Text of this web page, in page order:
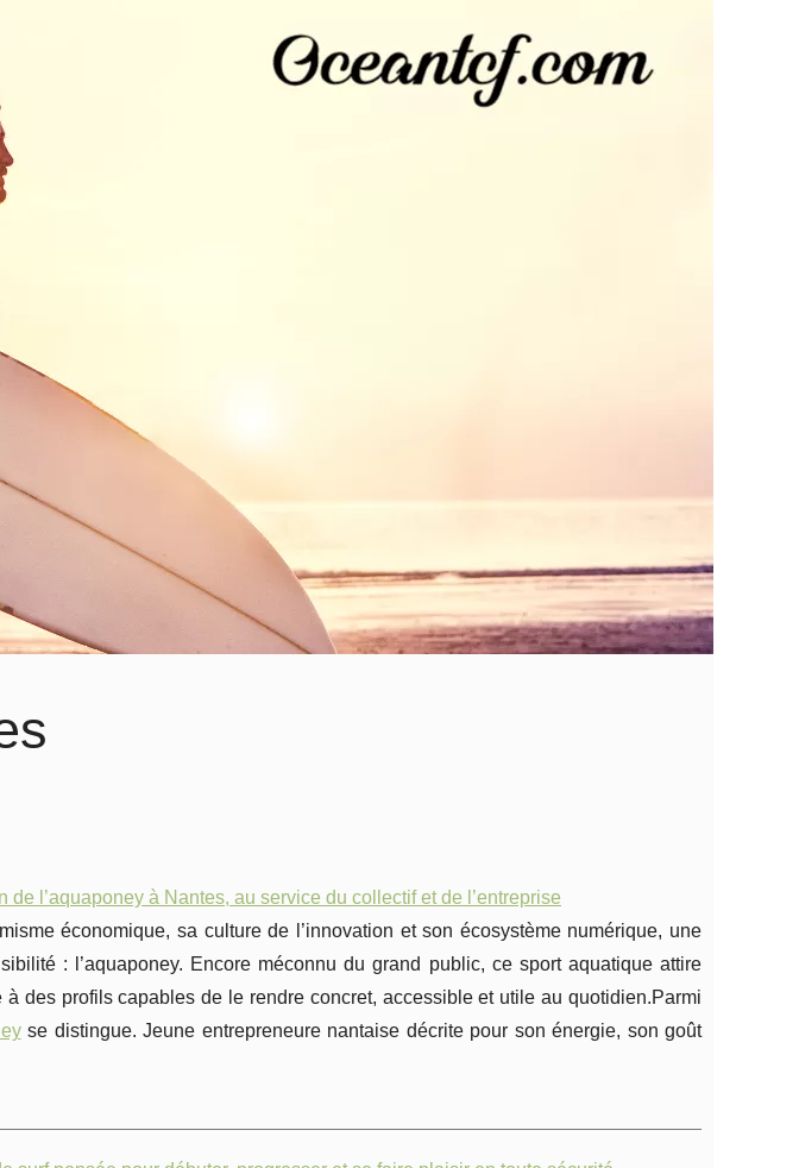
l’aquaponey à Nantes, au service du collectif et de l’entreprise
économique, sa culture de l’innovation et son écosystème numérique, une
: l’aquaponey. Encore méconnu du grand public, ce sport aquatique attire
à des profils capables de le rendre concret, accessible et utile au quotidien.Parmi
se distingue. Jeune entrepreneure nantaise décrite pour son énergie, son goût